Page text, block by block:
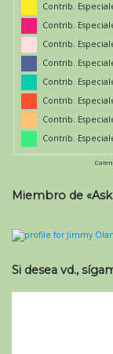
Contrib.
Contrib.
Contrib.
Contrib.
Contrib.
Contrib.
Contrib.
Contrib.
Miembro de
Si desea vd.,